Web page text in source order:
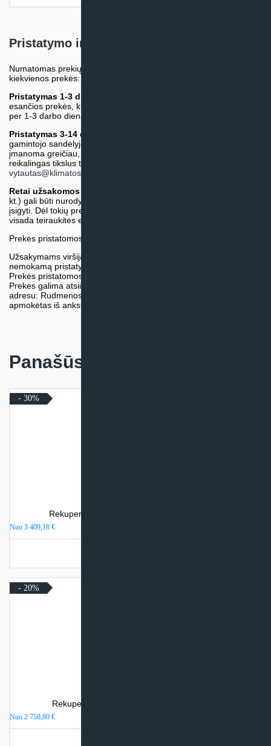
Pristatymo informacija
Numatomas prekių pristatymo terminas nurodomas atskirai prie
kiekvienos prekės:
Pristatymas 1-3 d.d.
esančios prekės, kurių atsiėmimą arba pristatymą galime suruošti
per 1-3 darbo dienas.)
Pristatymas 3-14 d.d. arba ilgiau*
gamintojo sandėlyje esančios prekės. Prekė bus pristatyta kaip
įmanoma greičiau, tačiau tiekimo terminas gali skirtis. Jei
reikalingas tikslus terminas, iš anksto teiraukitės el. paštu:
vytautas@klimatosprendimai.lt
Retai užsakomos specifinės prekė
kt.) gali būti nurodytos su preliminaria kaina, be galimybės jų
įsigyti. Dėl tokių prekių įsigijimo, tikslios kainos ir tiekimo termino
visada teiraukitės el. paštu:
Prekės pristatomos naudojantis kurjerių tarnybų paslaugomis.
Užsakymams viršijantiems 300€ sumą visuomet taikome
nemokamą pristatymą.
Prekės pristatomos visoje Lietuvos teritorijoje.
Prekes galima atsiimti nemokamai patiems, mūsų sandėlio
adresu: Rudmenos g. 5, Kaunas. Užsakymas turi būti pateiktas ir
apmokėtas iš anksto.
Panašūs produktai
- 30%
Rekuperatorius Komfovent Domekt CF 700 F
Nuo 3 409,18 €
- 20%
Rekuperatorius SystemAir SAVE VTR 300/B
Nuo 2 758,80 €